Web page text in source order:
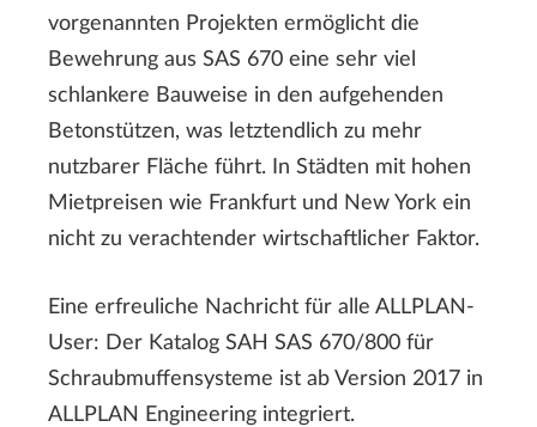
vorgenannten Projekten ermöglicht die
Bewehrung aus SAS 670 eine sehr viel
schlankere Bauweise in den aufgehenden
Betonstützen, was letztendlich zu mehr
nutzbarer Fläche führt. In Städten mit hohen
Mietpreisen wie Frankfurt und New York ein
nicht zu verachtender wirtschaftlicher Faktor.
Eine erfreuliche Nachricht für alle ALLPLAN-
User: Der Katalog SAH SAS 670/800 für
Schraubmuffensysteme ist ab Version 2017 in
ALLPLAN Engineering integriert.